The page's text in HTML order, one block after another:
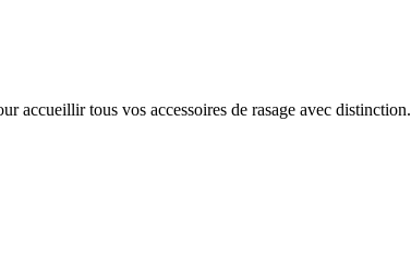
accueillir tous vos accessoires de rasage avec distinction.